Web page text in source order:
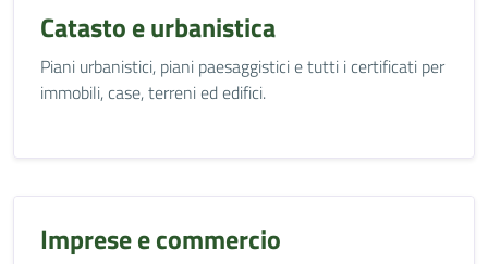
Catasto e urbanistica
Piani urbanistici, piani paesaggistici e tutti i certificati per
immobili, case, terreni ed edifici.
Imprese e commercio